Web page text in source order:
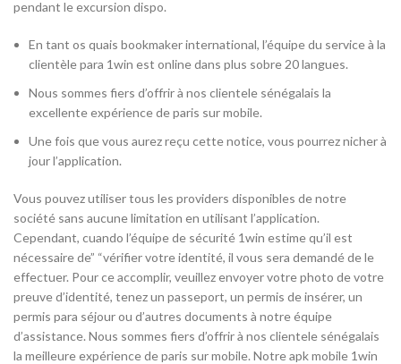
pendant le excursion dispo.
En tant os quais bookmaker international, l’équipe du service à la
clientèle para 1win est online dans plus sobre 20 langues.
Nous sommes fiers d’offrir à nos clientele sénégalais la
excellente expérience de paris sur mobile.
Une fois que vous aurez reçu cette notice, vous pourrez nicher à
jour l’application.
Vous pouvez utiliser tous les providers disponibles de notre
société sans aucune limitation en utilisant l’application.
Cependant, cuando l’équipe de sécurité 1win estime qu’il est
nécessaire de” “vérifier votre identité, il vous sera demandé de le
effectuer. Pour ce accomplir, veuillez envoyer votre photo de votre
preuve d’identité, tenez un passeport, un permis de insérer, un
permis para séjour ou d’autres documents à notre équipe
d’assistance. Nous sommes fiers d’offrir à nos clientele sénégalais
la meilleure expérience de paris sur mobile. Notre apk mobile 1win